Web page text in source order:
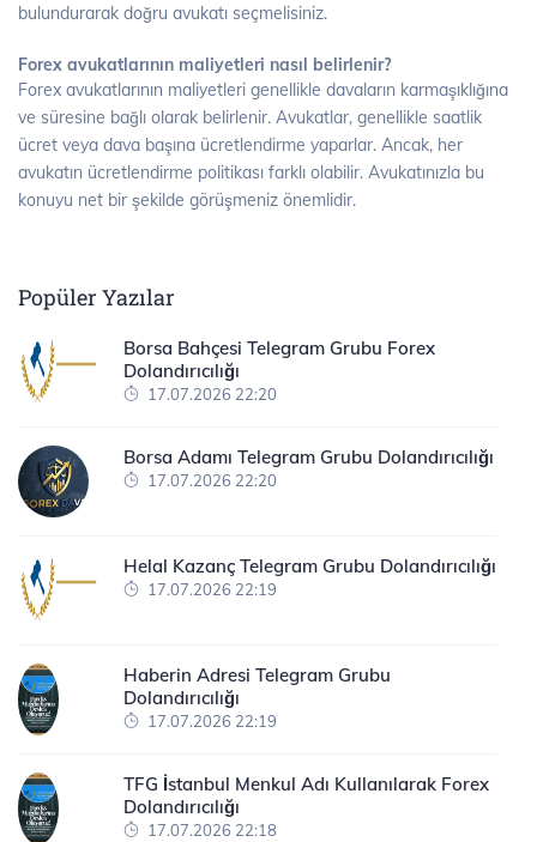
bulundurarak doğru avukatı seçmelisiniz.
Forex avukatlarının maliyetleri nasıl belirlenir?
Forex avukatlarının maliyetleri genellikle davaların karmaşıklığına
ve süresine bağlı olarak belirlenir. Avukatlar, genellikle saatlik
ücret veya dava başına ücretlendirme yaparlar. Ancak, her
avukatın ücretlendirme politikası farklı olabilir. Avukatınızla bu
konuyu net bir şekilde görüşmeniz önemlidir.
Popüler Yazılar
Borsa Bahçesi Telegram Grubu Forex
Dolandırıcılığı
17.07.2026 22:20
Borsa Adamı Telegram Grubu Dolandırıcılığı
17.07.2026 22:20
Helal Kazanç Telegram Grubu Dolandırıcılığı
17.07.2026 22:19
Haberin Adresi Telegram Grubu
Dolandırıcılığı
17.07.2026 22:19
TFG İstanbul Menkul Adı Kullanılarak Forex
Dolandırıcılığı
17.07.2026 22:18